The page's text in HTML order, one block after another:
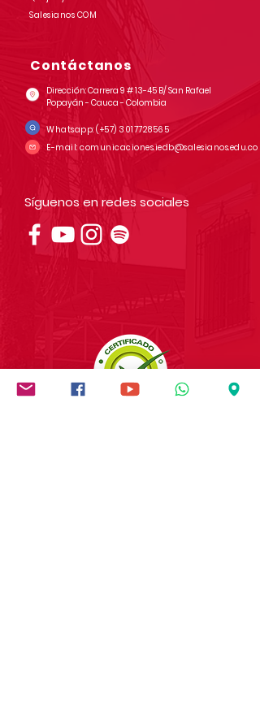
Salesianos COM
Contáctanos
Dirección: Carrera 9 # 13-45 B/ San Rafael
Popayán - Cauca - Colombia
Whatsapp: (+57) 3017728565
E-mail: comunicaciones.iedb@salesianos.edu.co
Síguenos en redes sociales